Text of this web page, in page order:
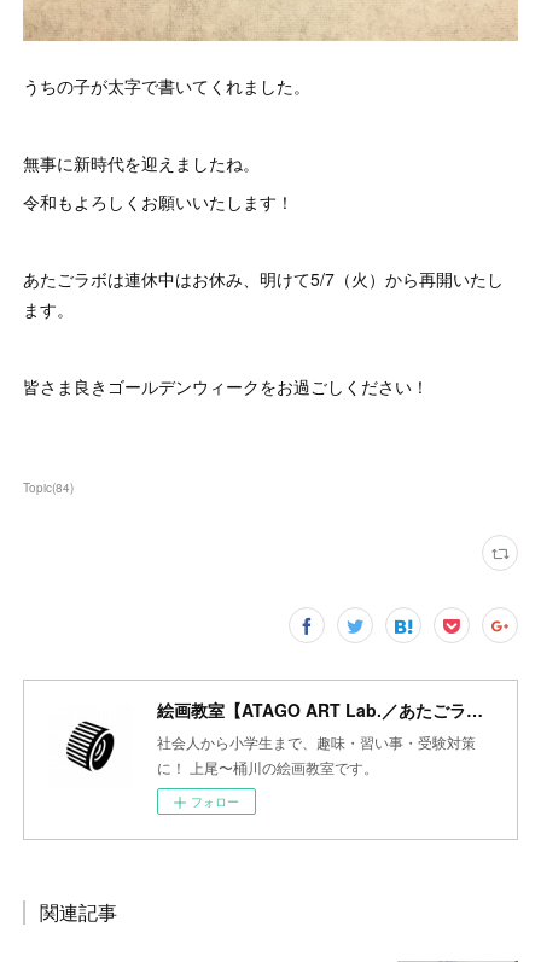
うちの子が太字で書いてくれました。
無事に新時代を迎えましたね。
令和もよろしくお願いいたします！
あたごラボは連休中はお休み、明けて5/7（火）から再開いたし
ます。
皆さま良きゴールデンウィークをお過ごしください！
Topic(84)
絵画教室【ATAGO ART Lab.／あたごラボ】
社会人から小学生まで、趣味・習い事・受験対策
に！ 上尾〜桶川の絵画教室です。
フォロー
関連記事